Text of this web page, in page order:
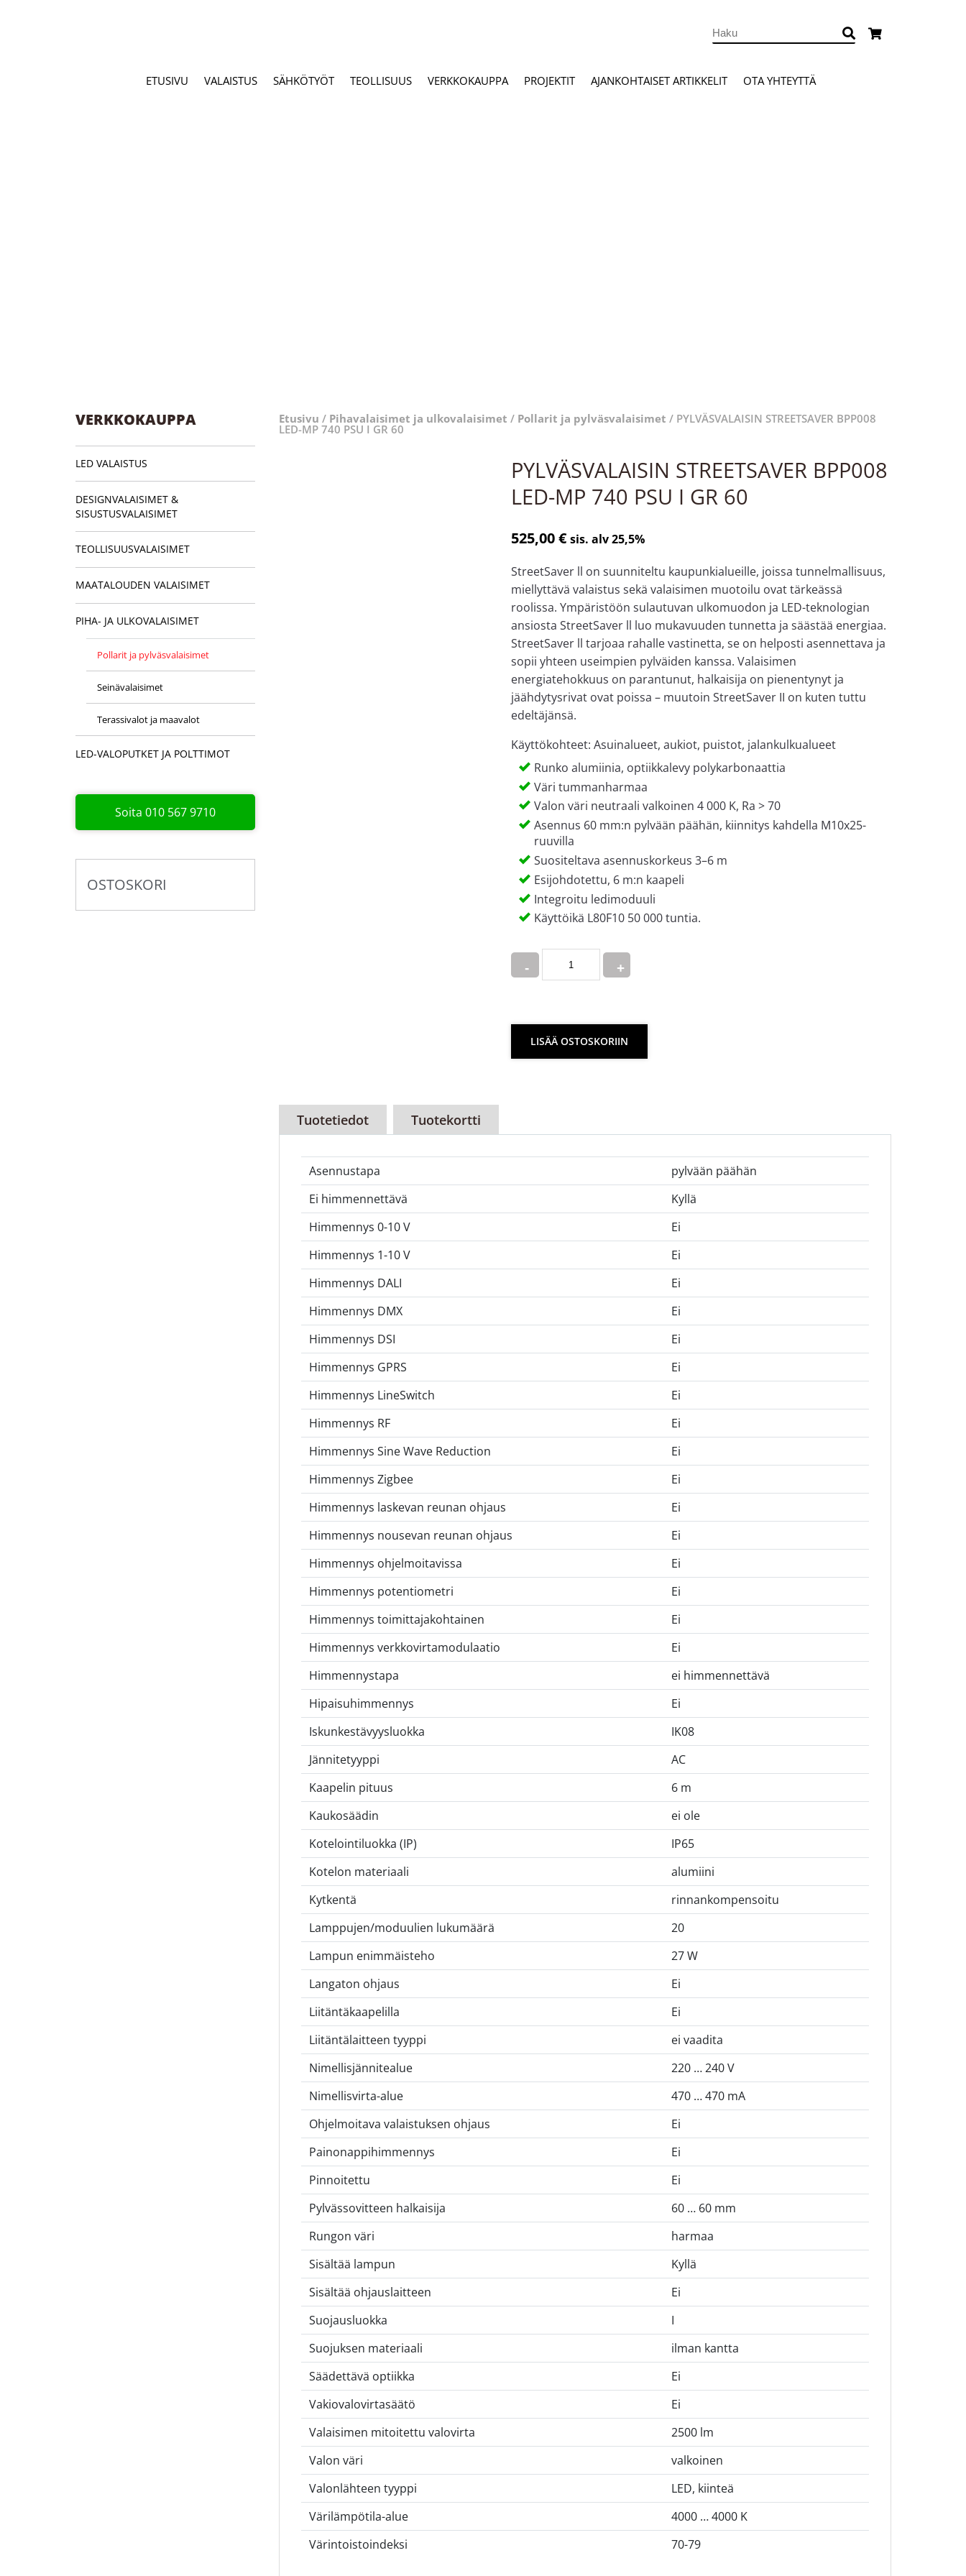
ETUSIVU VALAISTUS SÄHKÖTYÖT TEOLLISUUS VERKKOKAUPPA PROJEKTIT AJANKOHTAISET ARTIKKELIT OTA YHTEYTTÄ
VERKKOKAUPPA
LED VALAISTUS
DESIGNVALAISIMET &
SISUSTUSVALAISIMET
TEOLLISUUSVALAISIMET
MAATALOUDEN VALAISIMET
PIHA- JA ULKOVALAISIMET
Pollarit ja pylväsvalaisimet
Seinävalaisimet
Terassivalot ja maavalot
LED-VALOPUTKET JA POLTTIMOT
Soita 010 567 9710
OSTOSKORI
Etusivu / Pihavalaisimet ja ulkovalaisimet / Pollarit ja pylväsvalaisimet / PYLVÄSVALAISIN STREETSAVER BPP008
LED-MP 740 PSU I GR 60
PYLVÄSVALAISIN STREETSAVER BPP008
LED-MP 740 PSU I GR 60
525,00€ sis. alv 25,5%
StreetSaver ll on suunniteltu kaupunkialueille, joissa tunnelmallisuus,
miellyttävä valaistus sekä valaisimen muotoilu ovat tärkeässä
roolissa. Ympäristöön sulautuvan ulkomuodon ja LED-teknologian
ansiosta StreetSaver ll luo mukavuuden tunnetta ja säästää energiaa.
StreetSaver ll tarjoaa rahalle vastinetta, se on helposti asennettava ja
sopii yhteen useimpien pylväiden kanssa. Valaisimen
energiatehokkuus on parantunut, halkaisija on pienentynyt ja
jäähdytysrivat ovat poissa – muutoin StreetSaver II on kuten tuttu
edeltäjänsä.
Käyttökohteet: Asuinalueet, aukiot, puistot, jalankulkualueet
Runko alumiinia, optiikkalevy polykarbonaattia
Väri tummanharmaa
Valon väri neutraali valkoinen 4 000 K, Ra > 70
Asennus 60 mm:n pylvään päähän, kiinnitys kahdella M10x25-
ruuvilla
Suositeltava asennuskorkeus 3–6 m
Esijohdotettu, 6 m:n kaapeli
Integroitu ledimoduuli
Käyttöikä L80F10 50 000 tuntia.
Quantity
LISÄÄ OSTOSKORIIN
Tuotetiedot Tuotekortti
Asennustapa
pylvään päähän
Ei himmennettävä
Kyllä
Himmennys 0-10 V
Ei
Himmennys 1-10 V
Ei
Himmennys DALI
Ei
Himmennys DMX
Ei
Himmennys DSI
Ei
Himmennys GPRS
Ei
Himmennys LineSwitch
Ei
Himmennys RF
Ei
Himmennys Sine Wave Reduction
Ei
Himmennys Zigbee
Ei
Himmennys laskevan reunan ohjaus
Ei
Himmennys nousevan reunan ohjaus
Ei
Himmennys ohjelmoitavissa
Ei
Himmennys potentiometri
Ei
Himmennys toimittajakohtainen
Ei
Himmennys verkkovirtamodulaatio
Ei
Himmennystapa
ei himmennettävä
Hipaisuhimmennys
Ei
Iskunkestävyysluokka
IK08
Jännitetyyppi
AC
Kaapelin pituus
6 m
Kaukosäädin
ei ole
Kotelointiluokka (IP)
IP65
Kotelon materiaali
alumiini
Kytkentä
rinnankompensoitu
Lamppujen/moduulien lukumäärä
20
Lampun enimmäisteho
27 W
Langaton ohjaus
Ei
Liitäntäkaapelilla
Ei
Liitäntälaitteen tyyppi
ei vaadita
Nimellisjännitealue
220 … 240 V
Nimellisvirta-alue
470 … 470 mA
Ohjelmoitava valaistuksen ohjaus
Ei
Painonappihimmennys
Ei
Pinnoitettu
Ei
Pylvässovitteen halkaisija
60 … 60 mm
Rungon väri
harmaa
Sisältää lampun
Kyllä
Sisältää ohjauslaitteen
Ei
Suojausluokka
I
Suojuksen materiaali
ilman kantta
Säädettävä optiikka
Ei
Vakiovalovirtasäätö
Ei
Valaisimen mitoitettu valovirta
2500 lm
Valon väri
valkoinen
Valonlähteen tyyppi
LED, kiinteä
Värilämpötila-alue
4000 … 4000 K
Värintoistoindeksi
70-79